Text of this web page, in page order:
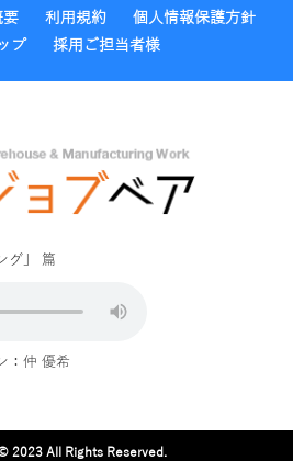
要 利用規約
個人情報保護方針
プ
採用ご担当者様
グ」 篇
： 仲 優希
2023 All Rights Reserved.